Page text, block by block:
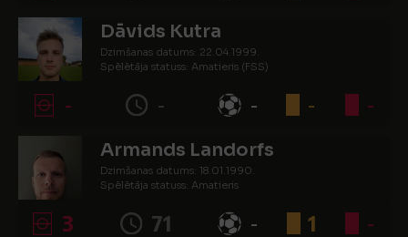
Dāvids Kutra
Dzimšanas datums: 22.04.1999.
Spēlētāja statuss: Amatieris (FSS)
- - - - -
Armands Landorfs
Dzimšanas datums: 18.01.1990.
Spēlētāja statuss: Amatieris
3 71 - 1 -